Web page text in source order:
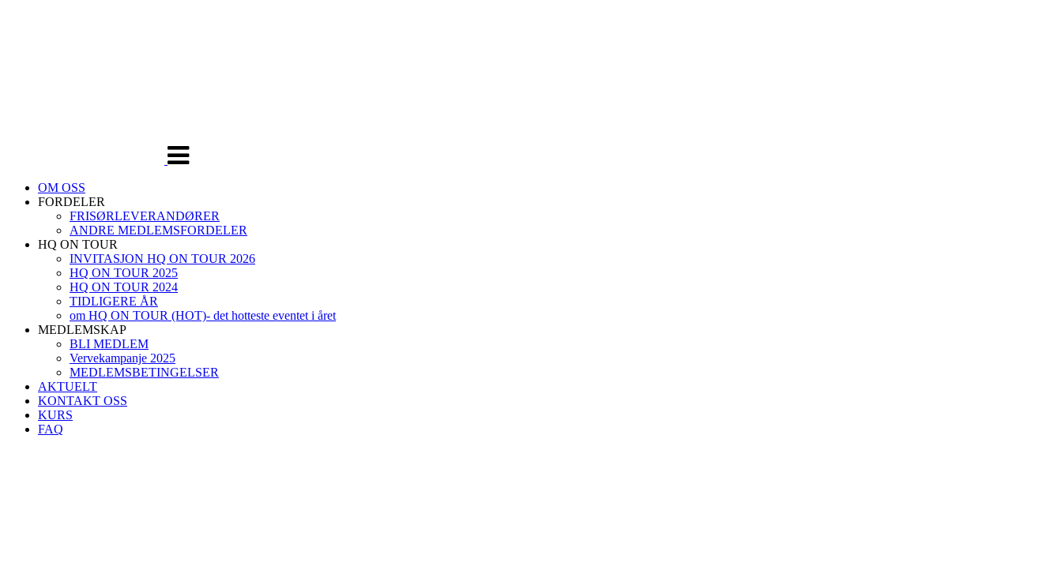
OM OSS
FORDELER
FRISØRLEVERANDØRER
ANDRE MEDLEMSFORDELER
HQ ON TOUR
INVITASJON HQ ON TOUR 2026
HQ ON TOUR 2025
HQ ON TOUR 2024
TIDLIGERE ÅR
om HQ ON TOUR (HOT)- det hotteste eventet i året
MEDLEMSKAP
BLI MEDLEM
Vervekampanje 2025
MEDLEMSBETINGELSER
AKTUELT
KONTAKT OSS
KURS
FAQ